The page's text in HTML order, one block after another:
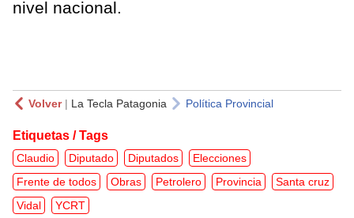
nivel nacional.
Volver| La Tecla Patagonia Política Provincial
Etiquetas / Tags
Claudio Diputado Diputados
Elecciones
Frente de todos
Obras Petrolero Provincia
Santa cruz
Vidal
YCRT